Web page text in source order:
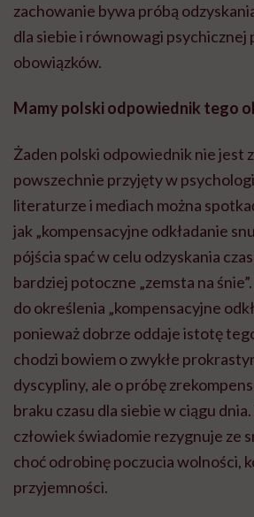
zachowanie bywa próbą
dla siebie i równowagi psychicznej
obowiązków.
Mamy polski odpowiednik tego
Żaden polski odpowiednik nie jest
powszechnie przyjęty w
literaturze i mediach można
jak „kompensacyjne odkładanie
pójścia spać w celu odzyskania
bardziej potoczne „zemsta na
do określenia „kompensacyjne
ponieważ dobrze oddaje istotę
chodzi bowiem o zwykłe
dyscypliny, ale o próbę
braku czasu dla siebie w ciągu
człowiek świadomie rezygnuje ze
choć odrobinę poczucia wolności,
przyjemności.